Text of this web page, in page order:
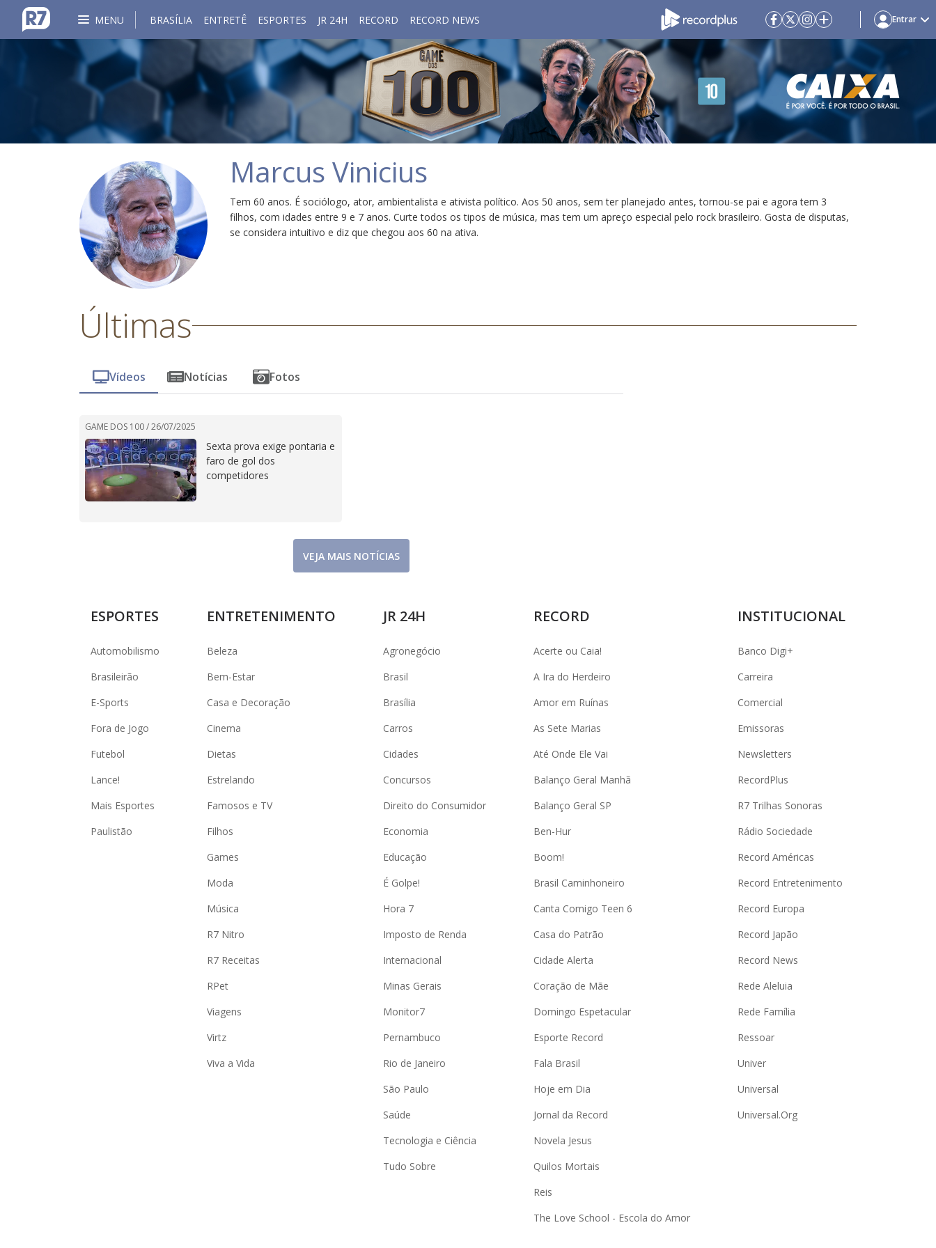
MENU BRASÍLIA ENTRETÊ ESPORTES JR 24H RECORD RECORD NEWS Entrar
Marcus Vinicius
Tem 60 anos. É sociólogo, ator, ambientalista e ativista político. Aos 50 anos, sem ter planejado antes, tornou-se pai e agora tem 3
filhos, com idades entre 9 e 7 anos. Curte todos os tipos de música, mas tem um apreço especial pelo rock brasileiro. Gosta de disputas,
se considera intuitivo e diz que chegou aos 60 na ativa.
Últimas
Vídeos Notícias Fotos
GAME DOS 100 /26/07/2025
Sexta prova exige pontaria e
faro de gol dos
competidores
VEJA MAIS NOTÍCIAS
ESPORTES
Automobilismo
Brasileirão
E-Sports
Fora de Jogo
Futebol
Lance!
Mais Esportes
Paulistão
ENTRETENIMENTO
Beleza
Bem-Estar
Casa e Decoração
Cinema
Dietas
Estrelando
Famosos e TV
Filhos
Games
Moda
Música
R7 Nitro
R7 Receitas
RPet
Viagens
Virtz
Viva a Vida
JR 24H
Agronegócio
Brasil
Brasília
Carros
Cidades
Concursos
Direito do Consumidor
Economia
Educação
É Golpe!
Hora 7
Imposto de Renda
Internacional
Minas Gerais
Monitor7
Pernambuco
Rio de Janeiro
São Paulo
Saúde
Tecnologia e Ciência
Tudo Sobre
RECORD
Acerte ou Caia!
A Ira do Herdeiro
Amor em Ruínas
As Sete Marias
Até Onde Ele Vai
Balanço Geral Manhã
Balanço Geral SP
Ben-Hur
Boom!
Brasil Caminhoneiro
Canta Comigo Teen 6
Casa do Patrão
Cidade Alerta
Coração de Mãe
Domingo Espetacular
Esporte Record
Fala Brasil
Hoje em Dia
Jornal da Record
Novela Jesus
Quilos Mortais
Reis
The Love School - Escola do Amor
INSTITUCIONAL
Banco Digi+
Carreira
Comercial
Emissoras
Newsletters
RecordPlus
R7 Trilhas Sonoras
Rádio Sociedade
Record Américas
Record Entretenimento
Record Europa
Record Japão
Record News
Rede Aleluia
Rede Família
Ressoar
Univer
Universal
Universal.Org